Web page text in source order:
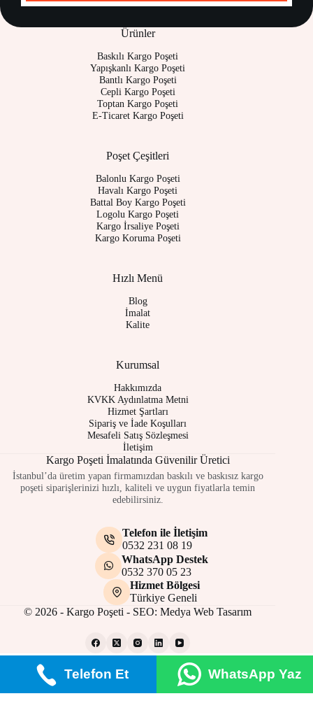
Ürünler
Baskılı Kargo Poşeti
Yapışkanlı Kargo Poşeti
Bantlı Kargo Poşeti
Cepli Kargo Poşeti
Toptan Kargo Poşeti
E-Ticaret Kargo Poşeti
Poşet Çeşitleri
Balonlu Kargo Poşeti
Havalı Kargo Poşeti
Battal Boy Kargo Poşeti
Logolu Kargo Poşeti
Kargo İrsaliye Poşeti
Kargo Koruma Poşeti
Hızlı Menü
Blog
İmalat
Kalite
Kurumsal
Hakkımızda
KVKK Aydınlatma Metni
Hizmet Şartları
Sipariş ve İade Koşulları
Mesafeli Satış Sözleşmesi
İletişim
Kargo Poşeti İmalatında Güvenilir Üretici
İstanbul’da üretim yapan firmamızdan baskılı ve baskısız kargo
poşeti siparişlerinizi hızlı, kaliteli ve uygun fiyatlarla temin
edebilirsiniz.
Telefon ile İletişim
0532 231 08 19
WhatsApp Destek
0532 370 05 23
Hizmet Bölgesi
Türkiye Geneli
© 2026 - Kargo Poşeti - SEO:Medya Web Tasarım
Gizlilik PolitikasıÇerez Politikası
Site Kullanım Şartları
Telefon Et WhatsApp Yaz